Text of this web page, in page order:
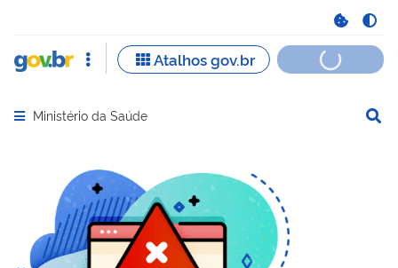
Abrir menu principal de navegação
Ministério da Saúde